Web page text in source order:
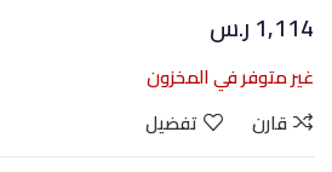
1,114ر.س
غير متوفر في المخزون
قارن
تفضيل